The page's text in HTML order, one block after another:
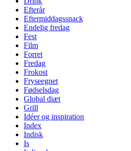
Efterår
Eftermiddagssnack
Endelig fredag
Fest
Film
Forret
Fredag
Frokost
Fryseegnet
Fødselsdag
Global diæt
Grill
Idéer og inspiration
Index
Indisk
Is